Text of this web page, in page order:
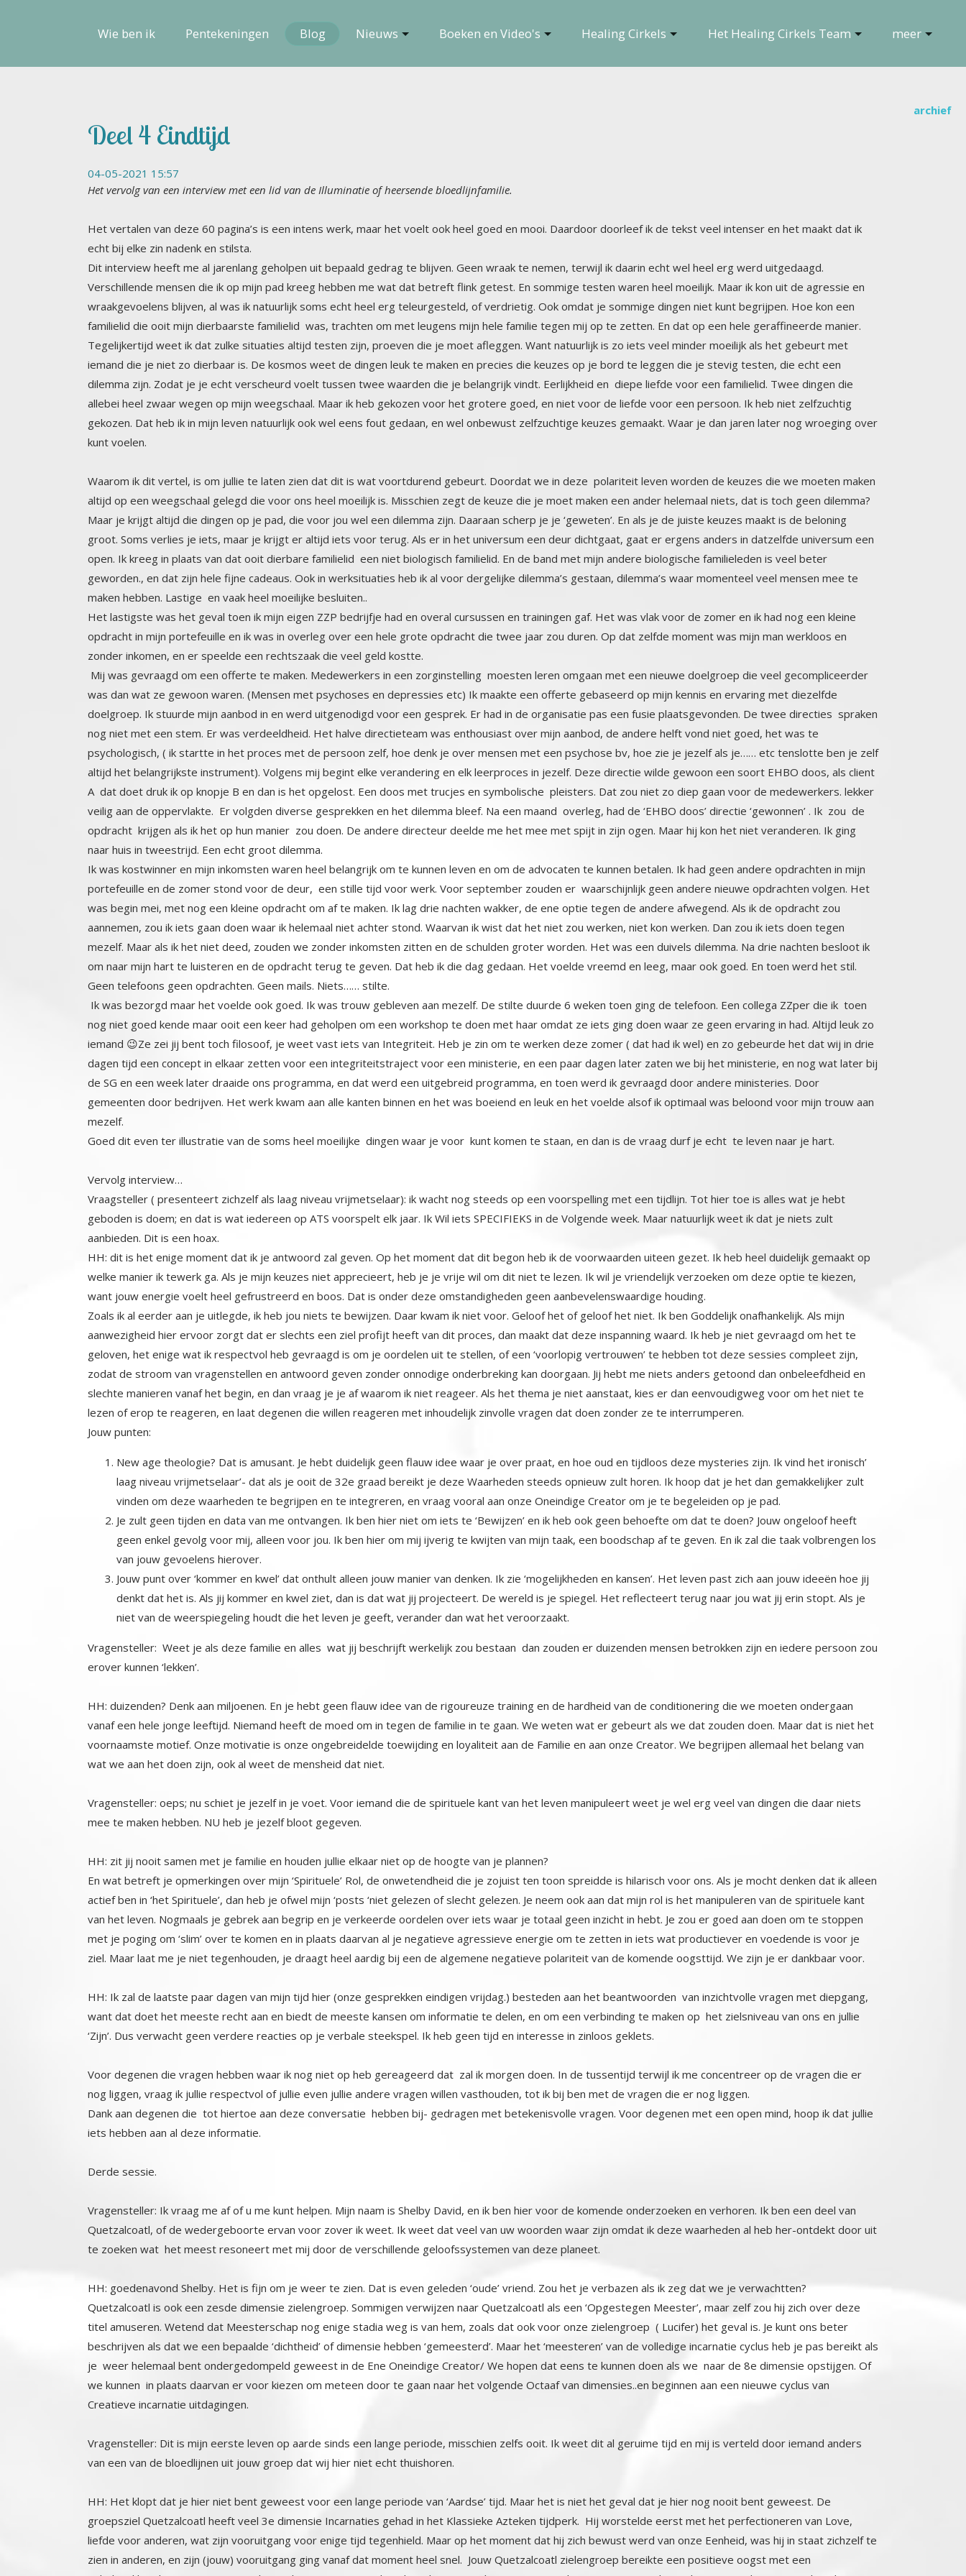
Wie ben ik Pentekeningen Blog Nieuws Boeken en Video's Healing Cirkels Het Healing Cirkels Team meer
archief
Deel 4 Eindtijd
04-05-2021 15:57
Het vervolg van een interview met een lid van de Illuminatie of heersende bloedlijnfamilie.
Het vertalen van deze 60 pagina’s is een intens werk, maar het voelt ook heel goed en mooi. Daardoor doorleef ik de tekst veel intenser en het maakt dat ik
echt bij elke zin nadenk en stilsta.
Dit interview heeft me al jarenlang geholpen uit bepaald gedrag te blijven. Geen wraak te nemen, terwijl ik daarin echt wel heel erg werd uitgedaagd.
Verschillende mensen die ik op mijn pad kreeg hebben me wat dat betreft flink getest. En sommige testen waren heel moeilijk. Maar ik kon uit de agressie en
wraakgevoelens blijven, al was ik natuurlijk soms echt heel erg teleurgesteld, of verdrietig. Ook omdat je sommige dingen niet kunt begrijpen. Hoe kon een
familielid die ooit mijn dierbaarste familielid was, trachten om met leugens mijn hele familie tegen mij op te zetten. En dat op een hele geraffineerde manier.
Tegelijkertijd weet ik dat zulke situaties altijd testen zijn, proeven die je moet afleggen. Want natuurlijk is zo iets veel minder moeilijk als het gebeurt met
iemand die je niet zo dierbaar is. De kosmos weet de dingen leuk te maken en precies die keuzes op je bord te leggen die je stevig testen, die echt een
dilemma zijn. Zodat je je echt verscheurd voelt tussen twee waarden die je belangrijk vindt. Eerlijkheid en diepe liefde voor een familielid. Twee dingen die
allebei heel zwaar wegen op mijn weegschaal. Maar ik heb gekozen voor het grotere goed, en niet voor de liefde voor een persoon. Ik heb niet zelfzuchtig
gekozen. Dat heb ik in mijn leven natuurlijk ook wel eens fout gedaan, en wel onbewust zelfzuchtige keuzes gemaakt. Waar je dan jaren later nog wroeging over
kunt voelen.
Waarom ik dit vertel, is om jullie te laten zien dat dit is wat voortdurend gebeurt. Doordat we in deze polariteit leven worden de keuzes die we moeten maken
altijd op een weegschaal gelegd die voor ons heel moeilijk is. Misschien zegt de keuze die je moet maken een ander helemaal niets, dat is toch geen dilemma?
Maar je krijgt altijd die dingen op je pad, die voor jou wel een dilemma zijn. Daaraan scherp je je ‘geweten’. En als je de juiste keuzes maakt is de beloning
groot. Soms verlies je iets, maar je krijgt er altijd iets voor terug. Als er in het universum een deur dichtgaat, gaat er ergens anders in datzelfde universum een
open. Ik kreeg in plaats van dat ooit dierbare familielid een niet biologisch familielid. En de band met mijn andere biologische familieleden is veel beter
geworden., en dat zijn hele fijne cadeaus. Ook in werksituaties heb ik al voor dergelijke dilemma’s gestaan, dilemma’s waar momenteel veel mensen mee te
maken hebben. Lastige en vaak heel moeilijke besluiten..
Het lastigste was het geval toen ik mijn eigen ZZP bedrijfje had en overal cursussen en trainingen gaf. Het was vlak voor de zomer en ik had nog een kleine
opdracht in mijn portefeuille en ik was in overleg over een hele grote opdracht die twee jaar zou duren. Op dat zelfde moment was mijn man werkloos en
zonder inkomen, en er speelde een rechtszaak die veel geld kostte.
Mij was gevraagd om een offerte te maken. Medewerkers in een zorginstelling moesten leren omgaan met een nieuwe doelgroep die veel gecompliceerder
was dan wat ze gewoon waren. (Mensen met psychoses en depressies etc) Ik maakte een offerte gebaseerd op mijn kennis en ervaring met diezelfde
doelgroep. Ik stuurde mijn aanbod in en werd uitgenodigd voor een gesprek. Er had in de organisatie pas een fusie plaatsgevonden. De twee directies spraken
nog niet met een stem. Er was verdeeldheid. Het halve directieteam was enthousiast over mijn aanbod, de andere helft vond niet goed, het was te
psychologisch, ( ik startte in het proces met de persoon zelf, hoe denk je over mensen met een psychose bv, hoe zie je jezelf als je…… etc tenslotte ben je zelf
altijd het belangrijkste instrument). Volgens mij begint elke verandering en elk leerproces in jezelf. Deze directie wilde gewoon een soort EHBO doos, als client
A dat doet druk ik op knopje B en dan is het opgelost. Een doos met trucjes en symbolische pleisters. Dat zou niet zo diep gaan voor de medewerkers. lekker
veilig aan de oppervlakte. Er volgden diverse gesprekken en het dilemma bleef. Na een maand overleg, had de ‘EHBO doos’ directie ‘gewonnen’ . Ik zou de
opdracht krijgen als ik het op hun manier zou doen. De andere directeur deelde me het mee met spijt in zijn ogen. Maar hij kon het niet veranderen. Ik ging
naar huis in tweestrijd. Een echt groot dilemma.
Ik was kostwinner en mijn inkomsten waren heel belangrijk om te kunnen leven en om de advocaten te kunnen betalen. Ik had geen andere opdrachten in mijn
portefeuille en de zomer stond voor de deur, een stille tijd voor werk. Voor september zouden er waarschijnlijk geen andere nieuwe opdrachten volgen. Het
was begin mei, met nog een kleine opdracht om af te maken. Ik lag drie nachten wakker, de ene optie tegen de andere afwegend. Als ik de opdracht zou
aannemen, zou ik iets gaan doen waar ik helemaal niet achter stond. Waarvan ik wist dat het niet zou werken, niet kon werken. Dan zou ik iets doen tegen
mezelf. Maar als ik het niet deed, zouden we zonder inkomsten zitten en de schulden groter worden. Het was een duivels dilemma. Na drie nachten besloot ik
om naar mijn hart te luisteren en de opdracht terug te geven. Dat heb ik die dag gedaan. Het voelde vreemd en leeg, maar ook goed. En toen werd het stil.
Geen telefoons geen opdrachten. Geen mails. Niets…… stilte.
Ik was bezorgd maar het voelde ook goed. Ik was trouw gebleven aan mezelf. De stilte duurde 6 weken toen ging de telefoon. Een collega ZZper die ik toen
nog niet goed kende maar ooit een keer had geholpen om een workshop te doen met haar omdat ze iets ging doen waar ze geen ervaring in had. Altijd leuk zo
iemand 😉Ze zei jij bent toch filosoof, je weet vast iets van Integriteit. Heb je zin om te werken deze zomer ( dat had ik wel) en zo gebeurde het dat wij in drie
dagen tijd een concept in elkaar zetten voor een integriteitstraject voor een ministerie, en een paar dagen later zaten we bij het ministerie, en nog wat later bij
de SG en een week later draaide ons programma, en dat werd een uitgebreid programma, en toen werd ik gevraagd door andere ministeries. Door
gemeenten door bedrijven. Het werk kwam aan alle kanten binnen en het was boeiend en leuk en het voelde alsof ik optimaal was beloond voor mijn trouw aan
mezelf.
Goed dit even ter illustratie van de soms heel moeilijke dingen waar je voor kunt komen te staan, en dan is de vraag durf je echt te leven naar je hart.
Vervolg interview…
Vraagsteller ( presenteert zichzelf als laag niveau vrijmetselaar): ik wacht nog steeds op een voorspelling met een tijdlijn. Tot hier toe is alles wat je hebt
geboden is doem; en dat is wat iedereen op ATS voorspelt elk jaar. Ik Wil iets SPECIFIEKS in de Volgende week. Maar natuurlijk weet ik dat je niets zult
aanbieden. Dit is een hoax.
HH: dit is het enige moment dat ik je antwoord zal geven. Op het moment dat dit begon heb ik de voorwaarden uiteen gezet. Ik heb heel duidelijk gemaakt op
welke manier ik tewerk ga. Als je mijn keuzes niet apprecieert, heb je je vrije wil om dit niet te lezen. Ik wil je vriendelijk verzoeken om deze optie te kiezen,
want jouw energie voelt heel gefrustreerd en boos. Dat is onder deze omstandigheden geen aanbevelenswaardige houding.
Zoals ik al eerder aan je uitlegde, ik heb jou niets te bewijzen. Daar kwam ik niet voor. Geloof het of geloof het niet. Ik ben Goddelijk onafhankelijk. Als mijn
aanwezigheid hier ervoor zorgt dat er slechts een ziel profijt heeft van dit proces, dan maakt dat deze inspanning waard. Ik heb je niet gevraagd om het te
geloven, het enige wat ik respectvol heb gevraagd is om je oordelen uit te stellen, of een ‘voorlopig vertrouwen’ te hebben tot deze sessies compleet zijn,
zodat de stroom van vragenstellen en antwoord geven zonder onnodige onderbreking kan doorgaan. Jij hebt me niets anders getoond dan onbeleefdheid en
slechte manieren vanaf het begin, en dan vraag je je af waarom ik niet reageer. Als het thema je niet aanstaat, kies er dan eenvoudigweg voor om het niet te
lezen of erop te reageren, en laat degenen die willen reageren met inhoudelijk zinvolle vragen dat doen zonder ze te interrumperen.
Jouw punten:
New age theologie? Dat is amusant. Je hebt duidelijk geen flauw idee waar je over praat, en hoe oud en tijdloos deze mysteries zijn. Ik vind het ironisch’
laag niveau vrijmetselaar’- dat als je ooit de 32e graad bereikt je deze Waarheden steeds opnieuw zult horen. Ik hoop dat je het dan gemakkelijker zult
vinden om deze waarheden te begrijpen en te integreren, en vraag vooral aan onze Oneindige Creator om je te begeleiden op je pad.
Je zult geen tijden en data van me ontvangen. Ik ben hier niet om iets te ‘Bewijzen’ en ik heb ook geen behoefte om dat te doen? Jouw ongeloof heeft
geen enkel gevolg voor mij, alleen voor jou. Ik ben hier om mij ijverig te kwijten van mijn taak, een boodschap af te geven. En ik zal die taak volbrengen los
van jouw gevoelens hierover.
Jouw punt over ‘kommer en kwel’ dat onthult alleen jouw manier van denken. Ik zie ‘mogelijkheden en kansen’. Het leven past zich aan jouw ideeën hoe jij
denkt dat het is. Als jij kommer en kwel ziet, dan is dat wat jij projecteert. De wereld is je spiegel. Het reflecteert terug naar jou wat jij erin stopt. Als je
niet van de weerspiegeling houdt die het leven je geeft, verander dan wat het veroorzaakt.
Vragensteller: Weet je als deze familie en alles wat jij beschrijft werkelijk zou bestaan dan zouden er duizenden mensen betrokken zijn en iedere persoon zou
erover kunnen ‘lekken’.
HH: duizenden? Denk aan miljoenen. En je hebt geen flauw idee van de rigoureuze training en de hardheid van de conditionering die we moeten ondergaan
vanaf een hele jonge leeftijd. Niemand heeft de moed om in tegen de familie in te gaan. We weten wat er gebeurt als we dat zouden doen. Maar dat is niet het
voornaamste motief. Onze motivatie is onze ongebreidelde toewijding en loyaliteit aan de Familie en aan onze Creator. We begrijpen allemaal het belang van
wat we aan het doen zijn, ook al weet de mensheid dat niet.
Vragensteller: oeps; nu schiet je jezelf in je voet. Voor iemand die de spirituele kant van het leven manipuleert weet je wel erg veel van dingen die daar niets
mee te maken hebben. NU heb je jezelf bloot gegeven.
HH: zit jij nooit samen met je familie en houden jullie elkaar niet op de hoogte van je plannen?
En wat betreft je opmerkingen over mijn ‘Spirituele’ Rol, de onwetendheid die je zojuist ten toon spreidde is hilarisch voor ons. Als je mocht denken dat ik alleen
actief ben in ‘het Spirituele’, dan heb je ofwel mijn ‘posts ‘niet gelezen of slecht gelezen. Je neem ook aan dat mijn rol is het manipuleren van de spirituele kant
van het leven. Nogmaals je gebrek aan begrip en je verkeerde oordelen over iets waar je totaal geen inzicht in hebt. Je zou er goed aan doen om te stoppen
met je poging om ‘slim’ over te komen en in plaats daarvan al je negatieve agressieve energie om te zetten in iets wat productiever en voedende is voor je
ziel. Maar laat me je niet tegenhouden, je draagt heel aardig bij een de algemene negatieve polariteit van de komende oogsttijd. We zijn je er dankbaar voor.
HH: Ik zal de laatste paar dagen van mijn tijd hier (onze gesprekken eindigen vrijdag.) besteden aan het beantwoorden van inzichtvolle vragen met diepgang,
want dat doet het meeste recht aan en biedt de meeste kansen om informatie te delen, en om een verbinding te maken op het zielsniveau van ons en jullie
‘Zijn’. Dus verwacht geen verdere reacties op je verbale steekspel. Ik heb geen tijd en interesse in zinloos geklets.
Voor degenen die vragen hebben waar ik nog niet op heb gereageerd dat zal ik morgen doen. In de tussentijd terwijl ik me concentreer op de vragen die er
nog liggen, vraag ik jullie respectvol of jullie even jullie andere vragen willen vasthouden, tot ik bij ben met de vragen die er nog liggen.
Dank aan degenen die tot hiertoe aan deze conversatie hebben bij- gedragen met betekenisvolle vragen. Voor degenen met een open mind, hoop ik dat jullie
iets hebben aan al deze informatie.
Derde sessie.
Vragensteller: Ik vraag me af of u me kunt helpen. Mijn naam is Shelby David, en ik ben hier voor de komende onderzoeken en verhoren. Ik ben een deel van
Quetzalcoatl, of de wedergeboorte ervan voor zover ik weet. Ik weet dat veel van uw woorden waar zijn omdat ik deze waarheden al heb her-ontdekt door uit
te zoeken wat het meest resoneert met mij door de verschillende geloofssystemen van deze planeet.
HH: goedenavond Shelby. Het is fijn om je weer te zien. Dat is even geleden ‘oude’ vriend. Zou het je verbazen als ik zeg dat we je verwachtten?
Quetzalcoatl is ook een zesde dimensie zielengroep. Sommigen verwijzen naar Quetzalcoatl als een ‘Opgestegen Meester’, maar zelf zou hij zich over deze
titel amuseren. Wetend dat Meesterschap nog enige stadia weg is van hem, zoals dat ook voor onze zielengroep ( Lucifer) het geval is. Je kunt ons beter
beschrijven als dat we een bepaalde ‘dichtheid’ of dimensie hebben ‘gemeesterd’. Maar het ‘meesteren’ van de volledige incarnatie cyclus heb je pas bereikt als
je weer helemaal bent ondergedompeld geweest in de Ene Oneindige Creator/ We hopen dat eens te kunnen doen als we naar de 8e dimensie opstijgen. Of
we kunnen in plaats daarvan er voor kiezen om meteen door te gaan naar het volgende Octaaf van dimensies..en beginnen aan een nieuwe cyclus van
Creatieve incarnatie uitdagingen.
Vragensteller: Dit is mijn eerste leven op aarde sinds een lange periode, misschien zelfs ooit. Ik weet dit al geruime tijd en mij is verteld door iemand anders
van een van de bloedlijnen uit jouw groep dat wij hier niet echt thuishoren.
HH: Het klopt dat je hier niet bent geweest voor een lange periode van ‘Aardse’ tijd. Maar het is niet het geval dat je hier nog nooit bent geweest. De
groepsziel Quetzalcoatl heeft veel 3e dimensie Incarnaties gehad in het Klassieke Azteken tijdperk. Hij worstelde eerst met het perfectioneren van Love,
liefde voor anderen, wat zijn vooruitgang voor enige tijd tegenhield. Maar op het moment dat hij zich bewust werd van onze Eenheid, was hij in staat zichzelf te
zien in anderen, en zijn (jouw) vooruitgang ging vanaf dat moment heel snel. Jouw Quetzalcoatl zielengroep bereikte een positieve oogst met een
indrukwekkende 76% positieve zielen op het moment van de volgende oogst. Als een groepsziel een incarnatie in de 3e dimensie ondergaat, zijn het de
individuele zielen (jij, ik) die de daadwerkelijke fysieke incarnatie ondergaan, met de ‘Overziel’ (ons Hoger Zelf) van onze geïndividualiseerde zielen werkend als